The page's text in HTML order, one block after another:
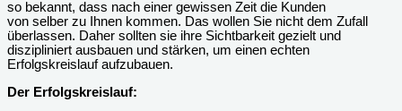
so bekannt, dass nach einer gewissen Zeit die Kunden
von selber zu Ihnen kommen. Das wollen Sie nicht dem Zufall
überlassen. Daher sollten sie ihre Sichtbarkeit gezielt und
diszipliniert ausbauen und stärken, um einen echten
Erfolgskreislauf aufzubauen.
Der Erfolgskreislauf: